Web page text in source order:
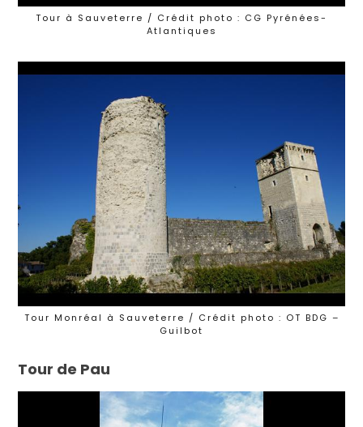
Tour à Sauveterre / Crédit photo : CG Pyrénées-
Atlantiques
Tour Monréal à Sauveterre / Crédit photo : OT BDG –
Guilbot
Tour de Pau